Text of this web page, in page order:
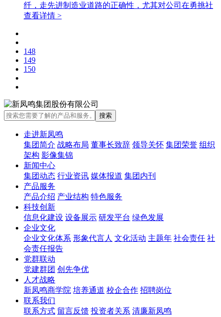
纤，走先进制造业道路的正确性，尤其对公司在勇挑社
查看详情 >
148
149
150
走进新凤鸣
集团简介 战略布局 董事长致辞 领导关怀 集团荣誉 组织
架构 影像集锦
新闻中心
集团动态 行业资讯 媒体报道 集团内刊
产品服务
产品介绍 产业结构 特色服务
科技创新
信息化建设 设备展示 研发平台 绿色发展
企业文化
企业文化体系 形象代言人 文化活动 主题年 社会责任 社
会责任报告
党群联动
党建群团 创先争优
人才战略
新凤鸣商学院 培养通道 校企合作 招聘岗位
联系我们
联系方式 留言反馈 投资者关系 清廉新凤鸣